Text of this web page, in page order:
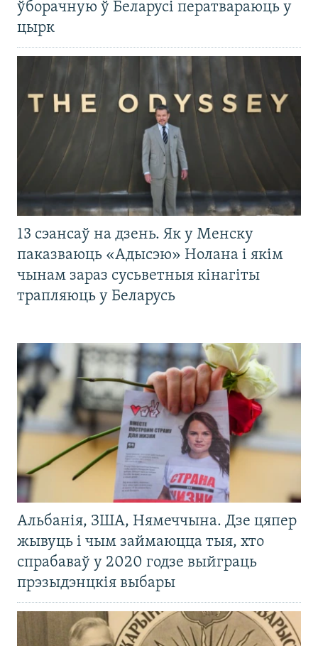
ўборачную ў Беларусі ператвараюць у
цырк
13 сэансаў на дзень. Як у Менску
паказваюць «Адысэю» Нолана і якім
чынам зараз сусьветныя кінагіты
трапляюць у Беларусь
Альбанія, ЗША, Нямеччына. Дзе цяпер
жывуць і чым займаюцца тыя, хто
спрабаваў у 2020 годзе выйграць
прэзыдэнцкія выбары